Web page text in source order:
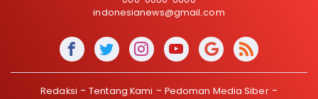
indonesianews@gmail.com
Redaksi Tentang Kami
Pedoman Media Siber